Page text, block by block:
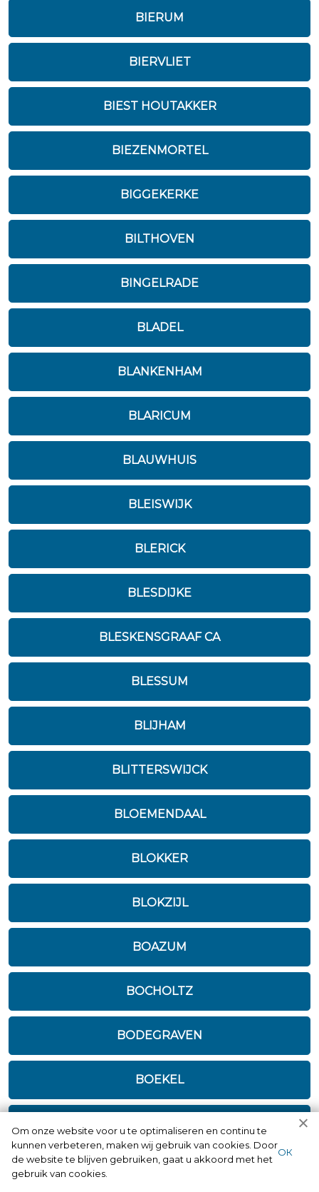
BIERUM
BIERVLIET
BIEST HOUTAKKER
BIEZENMORTEL
BIGGEKERKE
BILTHOVEN
BINGELRADE
BLADEL
BLANKENHAM
BLARICUM
BLAUWHUIS
BLEISWIJK
BLERICK
BLESDIJKE
BLESKENSGRAAF CA
BLESSUM
BLIJHAM
BLITTERSWIJCK
BLOEMENDAAL
BLOKKER
BLOKZIJL
BOAZUM
BOCHOLTZ
BODEGRAVEN
BOEKEL
BOELENSLAAN
BOER
Om onze website voor u te optimaliseren en continu te
kunnen verbeteren, maken wij gebruik van cookies. Door
de website te blijven gebruiken, gaat u akkoord met het
gebruik van cookies.
ОК